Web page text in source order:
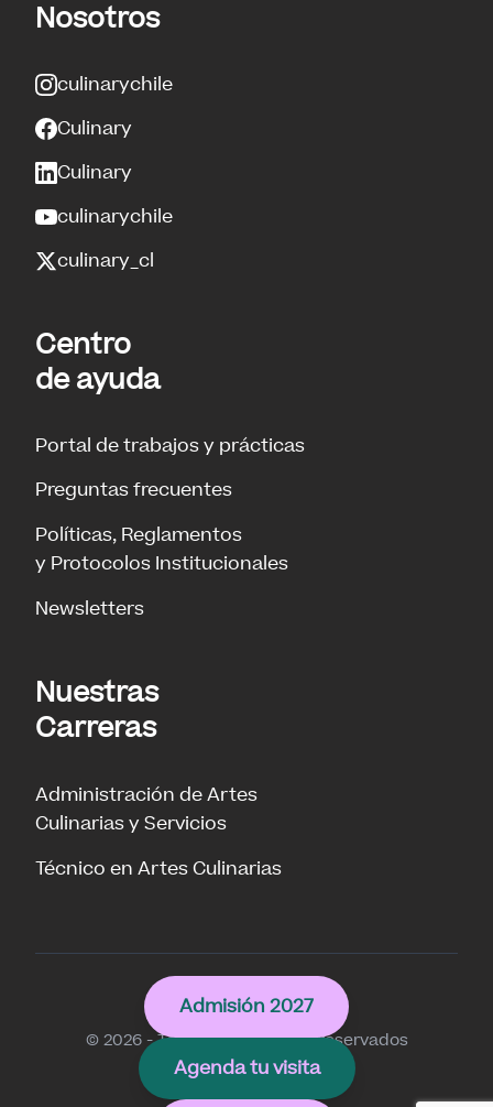
Nosotros
culinarychile
Culinary
Culinary
culinarychile
culinary_cl
Centro
de ayuda
Portal de trabajos y prácticas
Preguntas frecuentes
Políticas, Reglamentos
y Protocolos Institucionales
Newsletters
Nuestras
Carreras
Administración de Artes
Culinarias y Servicios
Técnico en Artes Culinarias
Culinary
© 2026 - Todos los derechos reservados
Admisión 2027
Agenda tu visita